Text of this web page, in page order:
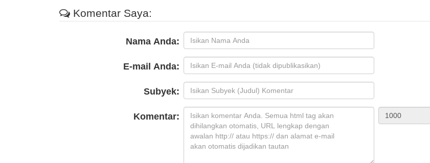
Komentar Saya:
Nama Anda:
E-mail Anda:
Subyek:
Komentar: